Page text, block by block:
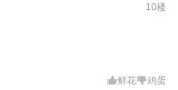
10楼
鲜花 鸡蛋